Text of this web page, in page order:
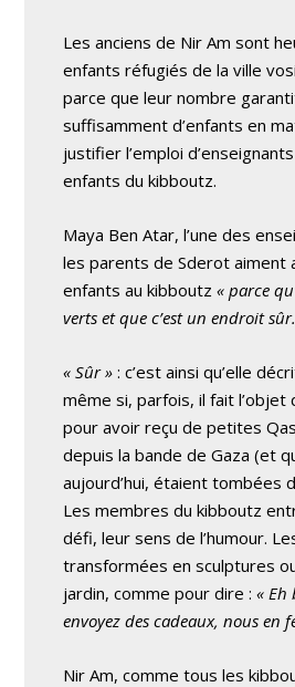
Les anciens de Nir Am sont
enfants réfugiés de la ville
parce que leur nombre
suffisamment d’enfants en
justifier l’emploi
enfants du kibboutz.
Maya Ben Atar, l’une des
les parents de Sderot aiment
enfants au kibboutz« parce
verts et que c’est un endroit
« Sûr »: c’est ainsi qu’elle
même si, parfois, il fait l’objet
pour avoir reçu de petites
depuis la bande de Gaza (et
aujourd’hui, étaient tombées
Les membres du kibboutz
défi, leur sens de l’humour.
transformées en sculptures
jardin, comme pour dire :« Eh
envoyez des cadeaux, nous en
Nir Am, comme tous les